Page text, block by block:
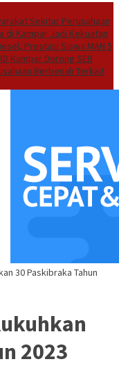
Sekitar Perusahaan
di Kampar Jadi Kekuatan
Prestasi Siswa MAN 5
Kampar Dorong SEB
Berbenah Terkait
30 Paskibraka Tahun
2023